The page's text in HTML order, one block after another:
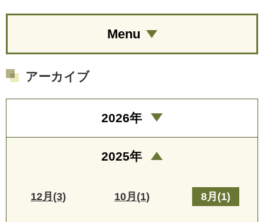
Menu
アーカイブ
2026年
2025年
12月(3) 10月(1) 8月(1)